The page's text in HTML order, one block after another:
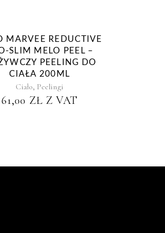
MARVEE REDUCTIVE
SLIM MELO PEEL –
PEELING DO
CIAŁA 200ML
Ciało, Peelingi
61,00 ZŁ Z VAT